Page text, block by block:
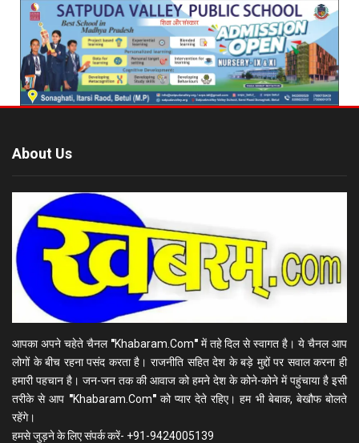
About Us
आपका अपने चहेते चैनल "Khabaram.Com"में तहे दिल से स्वागत है। ये चैनल आप
लोगों के बीच रहना पसंद करता है। राजनीति सहित देश के बड़े मुद्दों पर सवाल करना ही
हमारी पहचान है। जन-जन तक की आवाज को हमने देश के कोने-कोने में पहुंचाया है इसी
तरीके से आप "Khabaram.Com"को प्यार देते रहिए। हम भी बेबाक, बेखौफ बोलते
रहेंगे।
हमसे जुड़ने के लिए संपर्क करें- +91-9424005139